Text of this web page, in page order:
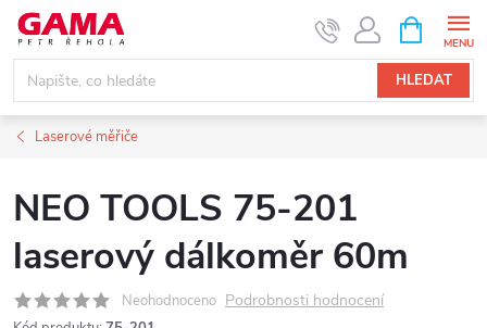
Přejít
obsah
HLEDAT
NÁKUPNÍ
KOŠÍK
Laserové měřiče
NEO TOOLS 75-201
laserový dálkoměr 60m
Neohodnoceno Podrobnosti hodnocení